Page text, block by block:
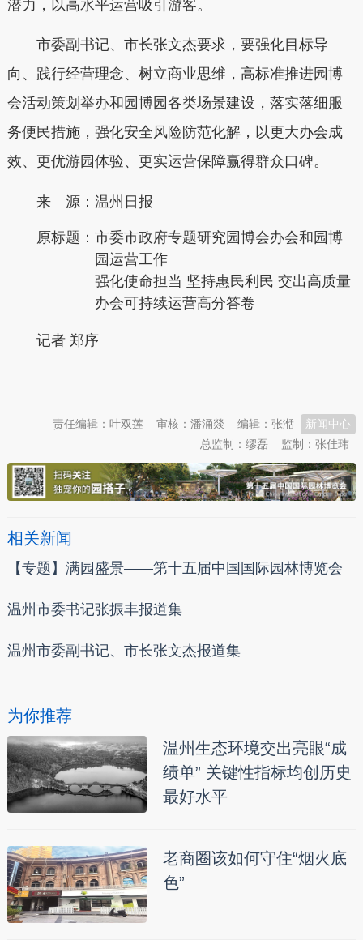
潜力，以高水平运营吸引游客。
市委副书记、市长张文杰要求，要强化目标导
向、践行经营理念、树立商业思维，高标准推进园博
会活动策划举办和园博园各类场景建设，落实落细服
务便民措施，强化安全风险防范化解，以更大办会成
效、更优游园体验、更实运营保障赢得群众口碑。
来 源：温州日报
原标题： 市委市政府专题研究园博会办会和园博
园运营工作
强化使命担当 坚持惠民利民 交出高质量
办会可持续运营高分答卷
记者 郑序
新闻中心
编辑：张湉
审核：潘涌燚
责任编辑：叶双莲
监制：张佳玮
总监制：缪磊
相关新闻
【专题】满园盛景——第十五届中国国际园林博览会
温州市委书记张振丰报道集
温州市委副书记、市长张文杰报道集
为你推荐
温州生态环境交出亮眼“成
绩单” 关键性指标均创历史
最好水平
老商圈该如何守住“烟火底
色”